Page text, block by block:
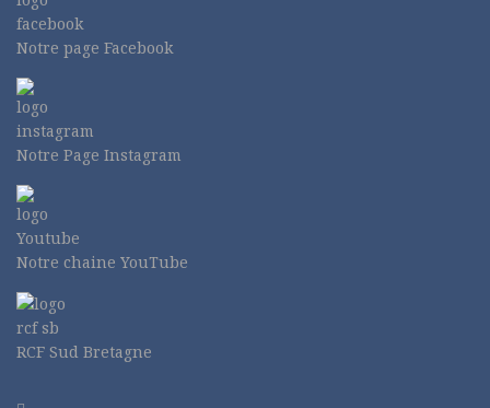
Notre page Facebook
Notre Page Instagram
Notre chaine YouTube
RCF Sud Bretagne